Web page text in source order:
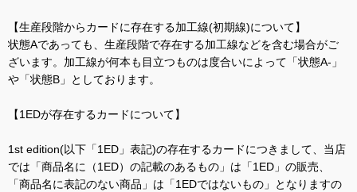
【生産段階からカードに存在する加工線(初期線)について】
状態Aであっても、生産段階で存在する加工線などを含む場合がご
ざいます。加工線が何本も目立つものは度合いによって「状態A-」
や「状態B」としております。
【1EDが存在するカードについて】
1st edition(以下「1ED」表記)の存在するカードにつきまして、当店
では「商品名に（1ED）の記載のあるもの」は「1ED」の販売、
「商品名に表記のない商品」は「1EDではないもの」となりますの